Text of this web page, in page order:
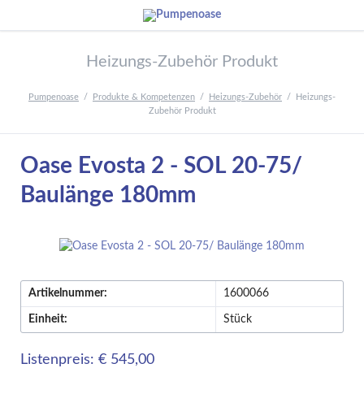
Heizungs-Zubehör Produkt
Pumpenoase Produkte & Kompetenzen Heizungs-Zubehör
Heizungs-
Zubehör Produkt
Oase Evosta 2 - SOL 20-75/
Baulänge 180mm
Artikelnummer: 1600066
Einheit: Stück
Listenpreis: € 545,00